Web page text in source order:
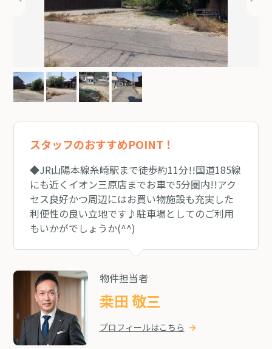
スタッフのおすすめPOINT！
◆JR山陽本線糸崎駅まで徒歩約11分!!国道185線
にも近くイオン三原店までお車で5分圏内!!アク
セス良好かつ周辺にはお買い物施設も充実した
利便性の良い立地です♪駐車場としてのご利用
もいかがでしょうか(^^)
物件担当者
桒田 敬三
プロフィールはこちら